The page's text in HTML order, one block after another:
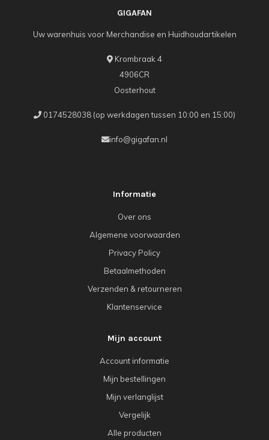
GIGAFAN
Uw warenhuis voor Merchandise en Huidhoudartikelen
Krombraak 4
4906CR
Oosterhout
0174528038 (op werkdagen tussen 10:00 en 15:00)
info@gigafan.nl
Informatie
Over ons
Algemene voorwaarden
Privacy Policy
Betaalmethoden
Verzenden & retourneren
Klantenservice
Mijn account
Account informatie
Mijn bestellingen
Mijn verlanglijst
Vergelijk
Alle producten